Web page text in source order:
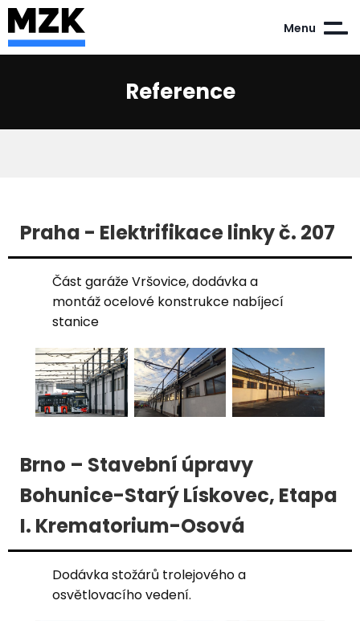
Menu
Reference
Praha - Elektrifikace linky č. 207
Část garáže Vršovice, dodávka a
montáž ocelové konstrukce nabíjecí
stanice
Brno – Stavební úpravy
Bohunice-Starý Lískovec, Etapa
I. Krematorium-Osová
Dodávka stožárů trolejového a
osvětlovacího vedení.